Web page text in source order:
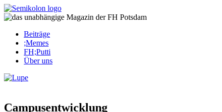
Skip
to
Beiträge
;Memes
FH;Putti
Über uns
Campusentwicklung